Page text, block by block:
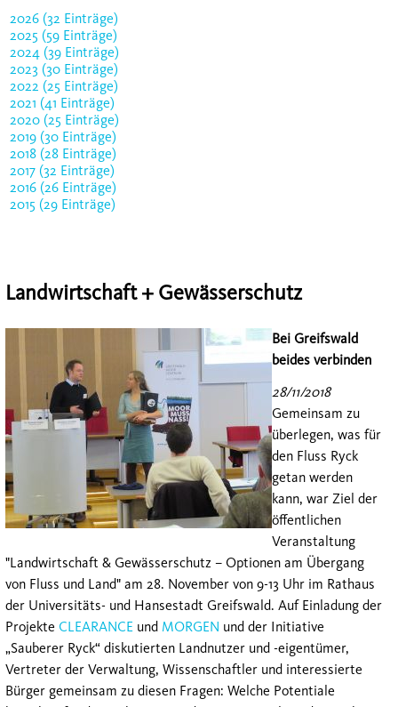
2026 (32 Einträge)
2025 (59 Einträge)
2024 (39 Einträge)
2023 (30 Einträge)
2022 (25 Einträge)
2021 (41 Einträge)
2020 (25 Einträge)
2019 (30 Einträge)
2018 (28 Einträge)
2017 (32 Einträge)
2016 (26 Einträge)
2015 (29 Einträge)
Landwirtschaft + Gewässerschutz
Bei Greifswald
beides verbinden
28/11/2018
Gemeinsam zu
überlegen, was für
den Fluss Ryck
getan werden
kann, war Ziel der
öffentlichen
Veranstaltung
"Landwirtschaft & Gewässerschutz – Optionen am Übergang
von Fluss und Land" am 28. November von 9-13 Uhr im Rathaus
der Universitäts- und Hansestadt Greifswald. Auf Einladung der
Projekte CLEARANCE und MORGEN und der Initiative
„Sauberer Ryck“ diskutierten Landnutzer und -eigentümer,
Vertreter der Verwaltung, Wissenschaftler und interessierte
Bürger gemeinsam zu diesen Fragen: Welche Potentiale